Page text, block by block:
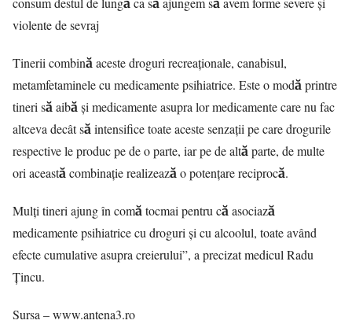
violente de sevraj
Tinerii combină aceste droguri recreaționale, canabisul,
metamfetaminele cu medicamente psihiatrice. Este o modă printre
tineri să aibă și medicamente asupra lor medicamente care nu fac
altceva decât să intensifice toate aceste senzații pe care drogurile
respective le produc pe de o parte, iar pe de altă parte, de multe
ori această combinație realizează o potențare reciprocă.
Mulți tineri ajung în comă tocmai pentru că asociază
medicamente psihiatrice cu droguri și cu alcoolul, toate având
efecte cumulative asupra creierului”, a precizat medicul Radu
Țincu.
Sursa – www.antena3.ro